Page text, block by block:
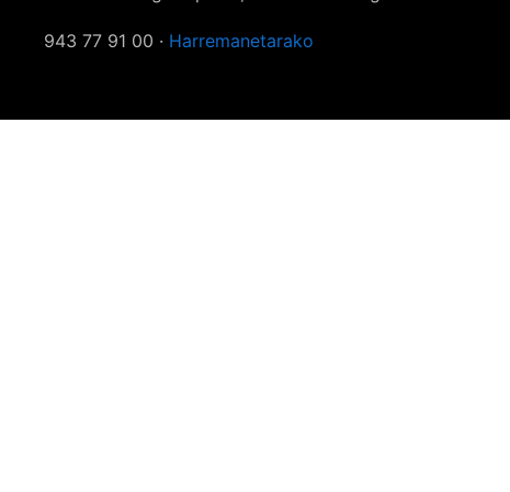
943 77 91 00 · Harremanetarako